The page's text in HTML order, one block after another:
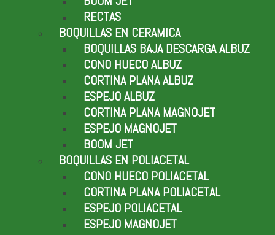
RECTAS
BOQUILLAS EN CERAMICA
BOQUILLAS BAJA DESCARGA ALBUZ
CONO HUECO ALBUZ
CORTINA PLANA ALBUZ
ESPEJO ALBUZ
CORTINA PLANA MAGNOJET
ESPEJO MAGNOJET
BOOM JET
BOQUILLAS EN POLIACETAL
CONO HUECO POLIACETAL
CORTINA PLANA POLIACETAL
ESPEJO POLIACETAL
ESPEJO MAGNOJET